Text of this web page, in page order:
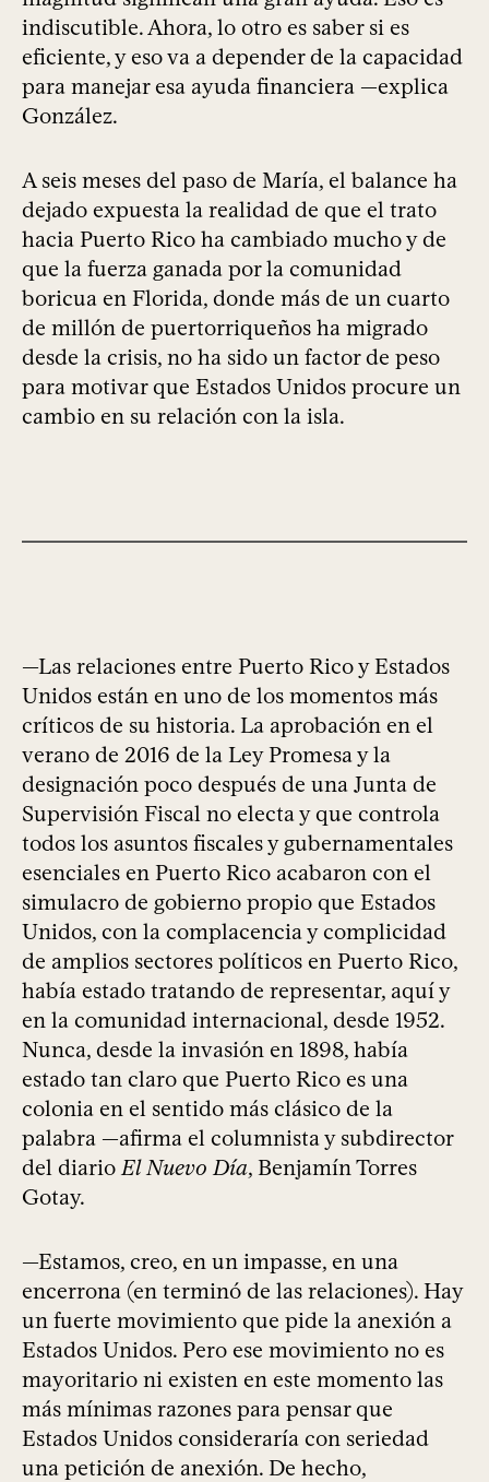
indiscutible. Ahora, lo otro es saber si es
eficiente, y eso va a depender de la capacidad
para manejar esa ayuda financiera —explica
González.
A seis meses del paso de María, el balance ha
dejado expuesta la realidad de que el trato
hacia Puerto Rico ha cambiado mucho y de
que la fuerza ganada por la comunidad
boricua en Florida, donde más de un cuarto
de millón de puertorriqueños ha migrado
desde la crisis, no ha sido un factor de peso
para motivar que Estados Unidos procure un
cambio en su relación con la isla.
—Las relaciones entre Puerto Rico y Estados
Unidos están en uno de los momentos más
críticos de su historia. La aprobación en el
verano de 2016 de la Ley Promesa y la
designación poco después de una Junta de
Supervisión Fiscal no electa y que controla
todos los asuntos fiscales y gubernamentales
esenciales en Puerto Rico acabaron con el
simulacro de gobierno propio que Estados
Unidos, con la complacencia y complicidad
de amplios sectores políticos en Puerto Rico,
había estado tratando de representar, aquí y
en la comunidad internacional, desde 1952.
Nunca, desde la invasión en 1898, había
estado tan claro que Puerto Rico es una
colonia en el sentido más clásico de la
palabra —afirma el columnista y subdirector
del diario El Nuevo Día, Benjamín Torres
Gotay.
—Estamos, creo, en un impasse, en una
encerrona (en terminó de las relaciones). Hay
un fuerte movimiento que pide la anexión a
Estados Unidos. Pero ese movimiento no es
mayoritario ni existen en este momento las
más mínimas razones para pensar que
Estados Unidos consideraría con seriedad
una petición de anexión. De hecho,